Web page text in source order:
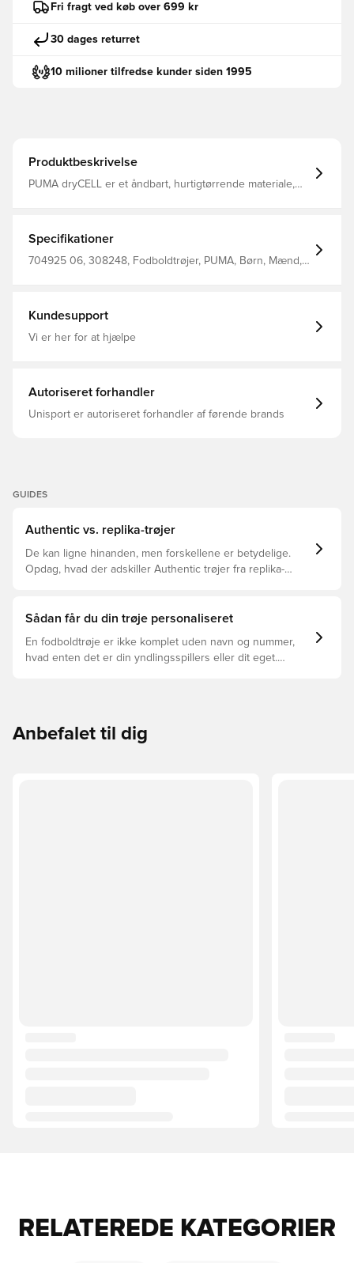
Fri fragt ved køb over 699 kr
30 dages returret
10 milioner tilfredse kunder siden 1995
Produktbeskrivelse
PUMA dryCELL er et åndbart, hurtigtørrende materiale,
fit Fremstillet i 100% genanvendt polyester OBS! DENNE
TRØJE FUNGERER OGSÅ SOM KLUBBENS TRÆNINGS
T-SHIRT!
Specifikationer
704925 06, 308248, Fodboldtrøjer, PUMA, Børn, Mænd,
Kundesupport
Vi er her for at hjælpe
Autoriseret forhandler
Unisport er autoriseret forhandler af førende brands
GUIDES
Authentic vs. replika-trøjer
De kan ligne hinanden, men forskellene er betydelige.
Opdag, hvad der adskiller Authentic trøjer fra replika-
Sådan får du din trøje personaliseret
En fodboldtrøje er ikke komplet uden navn og nummer,
hvad enten det er din yndlingsspillers eller dit eget.
Anbefalet til dig
RELATEREDE KATEGORIER